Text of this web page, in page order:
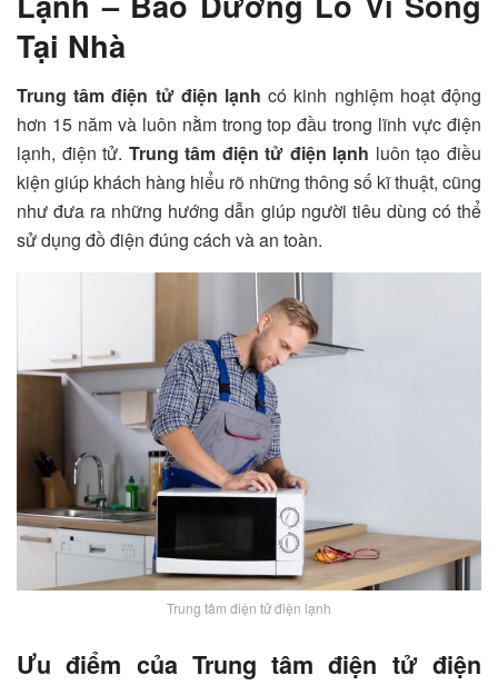
Tại Nhà
Trung tâm điện tử điện lạnh có kinh nghiệm hoạt động
hơn 15 năm và luôn nằm trong top đầu trong lĩnh vực điện
lạnh, điện tử. Trung tâm điện tử điện lạnh luôn tạo điều
kiện giúp khách hàng hiểu rõ những thông số kĩ thuật, cũng
như đưa ra những hướng dẫn giúp người tiêu dùng có thể
sử dụng đồ điện đúng cách và an toàn.
Trung tâm điện tử điện lạnh
Ưu điểm của Trung tâm điện tử điện